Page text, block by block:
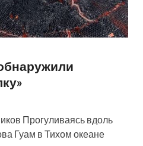
Прогуливаясь вдоль
Гуам в Тихом океане